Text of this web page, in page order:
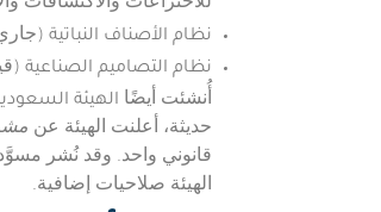
للاختراعات والاكتشافات
نظام الأصناف النباتية
نظام التصاميم الصناعية
أُنشئت أيضًا الهيئة
حديثة، أعلنت الهيئة عن
الهيئة صلاحيات إضافية.